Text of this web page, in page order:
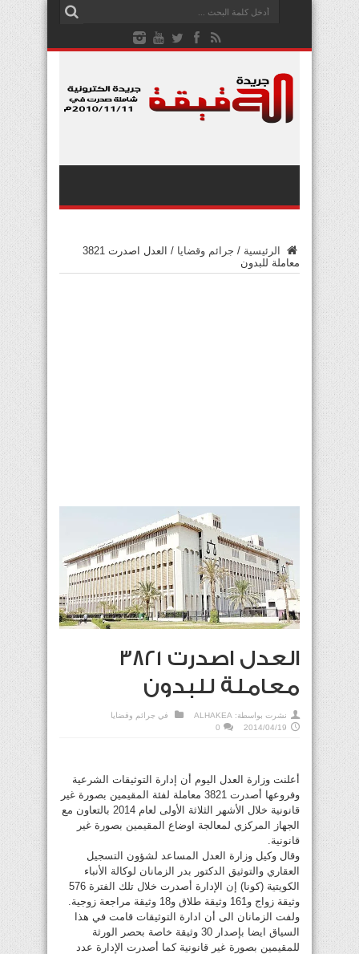
الرئيسية / جرائم وقضايا /
العدل اصدرت 3821
معاملة للبدون
العدل اصدرت 3821
معاملة للبدون
نشرت بواسطة: ALHAKEA في جرائم وقضايا
2014/04/19
0
أعلنت وزارة العدل اليوم أن إدارة التوثيقات الشرعية
وفروعها أصدرت 3821 معاملة لفئة المقيمين بصورة غير
قانونية خلال الأشهر الثلاثة الأولى لعام 2014 بالتعاون مع
الجهاز المركزي لمعالجة اوضاع المقيمين بصورة غير
قانونية.
وقال وكيل وزارة العدل المساعد لشؤون التسجيل
العقاري والتوثيق الدكتور بدر الزمانان لوكالة الأنباء
الكويتية (كونا) إن الإدارة أصدرت خلال تلك الفترة 576
وثيقة زواج و161 وثيقة طلاق و18 وثيقة مراجعة زوجية.
ولفت الزمانان الى أن ادارة التوثيقات قامت في هذا
السياق ايضا بإصدار 30 وثيقة خاصة بحصر الورثة
للمقيمين بصورة غير قانونية كما أصدرت الإدارة عدد